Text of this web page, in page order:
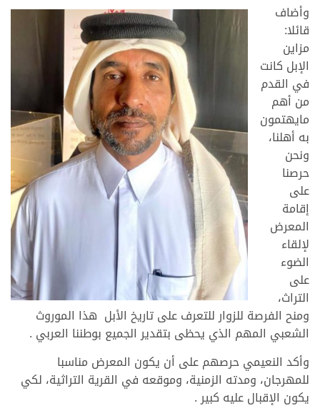
وأضاف
قائلا:
مزاين
الإبل كانت
في القدم
من أهم
مايهتمون
به أهلنا،
ونحن
حرصنا
على
إقامة
المعرض
لإلقاء
الضوء
على
التراث،
ومنح الفرصة للزوار للتعرف على تاريخ الأبل هذا الموروث
الشعبي المهم الذي يحظى بتقدير الجميع بوطننا العربي .
وأكد النعيمي حرصهم على أن يكون المعرض مناسبا
للمهرجان، ومدته الزمنية، وموقعه في القرية التراثية، لكي
يكون الإقبال عليه كبير .